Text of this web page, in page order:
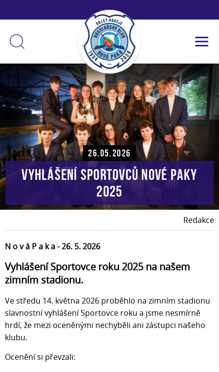
26.05.2026
VYHLÁŠENÍ SPORTOVCŮ NOVÉ PAKY
2025
Redakce
N o v á P a k a - 26. 5. 2026
Vyhlášení Sportovce roku 2025 na našem
zimním stadionu.
Ve středu 14. května 2026 proběhlo na zimním stadionu
slavnostní vyhlášení Sportovce roku a jsme nesmírně
hrdí, že mezi oceněnými nechyběli ani zástupci našeho
klubu.
Ocenění si převzali: